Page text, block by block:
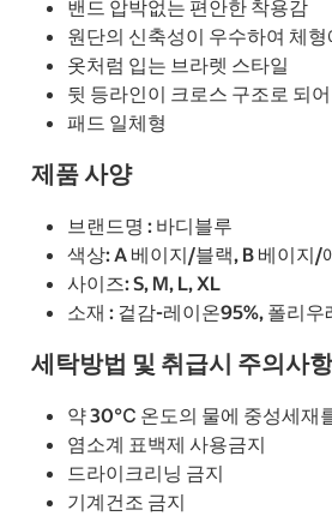
밴드 압박없는 편안한 착용감
원단의 신축성이 우수하여 체
옷처럼 입는 브라렛 스타일
뒷 등라인이 크로스 구조로 되
패드 일체형
제품 사양
브랜드명 : 바디블루
색상: A 베이지/블랙, B 베이지/
사이즈: S, M, L, XL
소재 : 겉감-레이온95%, 폴리
세탁방법 및 취급시 주의사항
약 30℃ 온도의 물에 중성세재
염소계 표백제 사용금지
드라이크리닝 금지
기계건조 금지